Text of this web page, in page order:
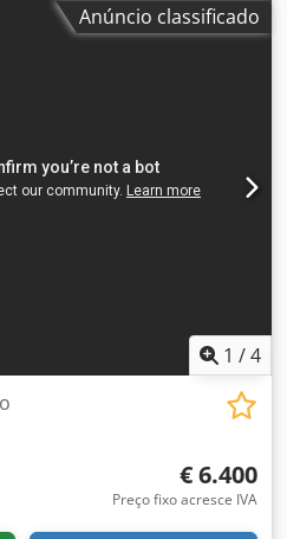
máxima: 9,7 bar; ano: 2010;
Anúncio classificado
1 /4
€ 6.400
Preço fixo acresce IVA